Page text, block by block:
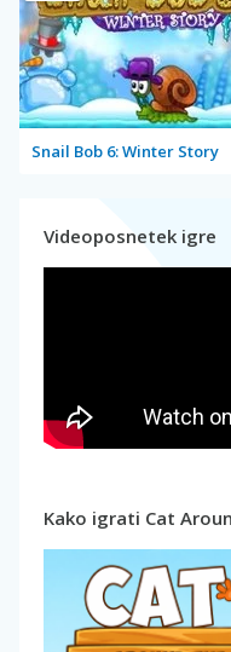
Snail Bob 6: Winter Story
Videoposnetek igre
Kako igrati Cat